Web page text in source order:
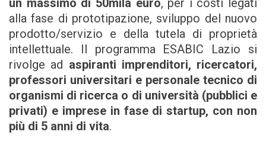
alla fase di prototipazione, sviluppo del nuovo
prodotto/servizio e della tutela di proprietà
intellettuale. Il programma ESABIC Lazio si
rivolge ad aspiranti imprenditori, ricercatori,
professori universitari e personale tecnico di
organismi di ricerca o di università (pubblici e
privati) e imprese in fase di startup, con non
più di 5 anni di vita.